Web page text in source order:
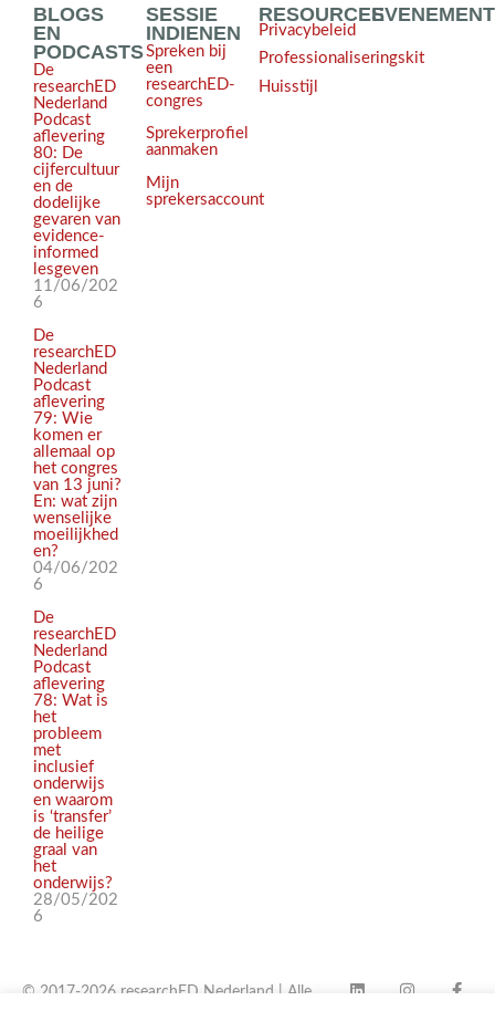
BLOGS
EN
PODCASTS
De
researchED
Nederland
Podcast
aflevering
80: De
cijfercultuur
en de
dodelijke
gevaren van
evidence-
informed
lesgeven
11/06/202
6
De
researchED
Nederland
Podcast
aflevering
79: Wie
komen er
allemaal op
het congres
van 13 juni?
En: wat zijn
wenselijke
moeilijkhed
en?
04/06/202
6
De
researchED
Nederland
Podcast
aflevering
78: Wat is
het
probleem
met
inclusief
onderwijs
en waarom
is ‘transfer’
de heilige
graal van
het
onderwijs?
28/05/202
6
SESSIE
INDIENEN
Spreken bij
een
researchED-
congres
Sprekerprofiel
aanmaken
Mijn
sprekersaccount
RESOURCES
Privacybeleid
Professionaliseringskit
Huisstijl
© 2017-2026 researchED Nederland | Alle